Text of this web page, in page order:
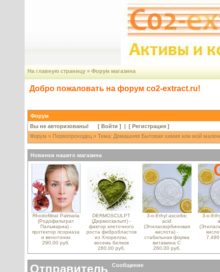
На главную страницу » Форум магазина
Добро пожаловать на форум co2-extract.ru!
Форум
Вы не авторизованы! [ Войти ] | [ Регистрация ]
Форум » Первопроходец » Тема: Домашняя Бытовая химия или мой
Новинки нашего магазина
Rhodofiltrat Palmaria
(Родофильтрат
Пальмариа) -
протектор псориаза
и венотоник
290.00 руб.
DERMOSCULPT
(Дермоскальпт) -
фактор клеточного
роста фибробластов
из Хлореллы,
восемь белков
260.00 руб.
3-o-Ethyl ascorbic
acid
(Этиласкорбиновая
кислота) -
стабильная форма
витамина С
260.00 руб.
3-o-
Отправитель Сообщение